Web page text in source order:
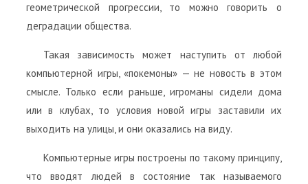
геометрической прогрессии, то можно говорить о
деградации общества.
Такая зависимость может наступить от любой
компьютерной игры, «покемоны» — не новость в этом
смысле. Только если раньше, игроманы сидели дома
или в клубах, то условия новой игры заставили их
выходить на улицы, и они оказались на виду.
Компьютерные игры построены по такому принципу,
что вводят людей в состояние так называемого